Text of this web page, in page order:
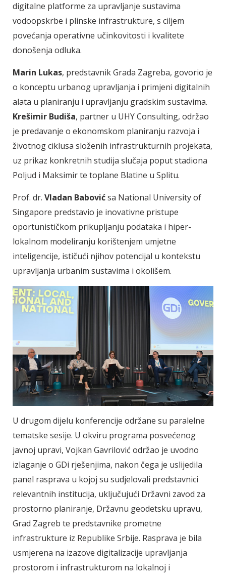
digitalne platforme za upravljanje sustavima
vodoopskrbe i plinske infrastrukture, s ciljem
povećanja operativne učinkovitosti i kvalitete
donošenja odluka.
Marin Lukas, predstavnik Grada Zagreba, govorio je
o konceptu urbanog upravljanja i primjeni digitalnih
alata u planiranju i upravljanju gradskim sustavima.
Krešimir Budiša, partner u UHY Consulting, održao
je predavanje o ekonomskom planiranju razvoja i
životnog ciklusa složenih infrastrukturnih projekata,
uz prikaz konkretnih studija slučaja poput stadiona
Poljud i Maksimir te toplane Blatine u Splitu.
Prof. dr. Vladan Babovićsa National University of
Singapore predstavio je inovativne pristupe
oportunističkom prikupljanju podataka i hiper-
lokalnom modeliranju korištenjem umjetne
inteligencije, ističući njihov potencijal u kontekstu
upravljanja urbanim sustavima i okolišem.
U drugom dijelu konferencije održane su paralelne
tematske sesije. U okviru programa posvećenog
javnoj upravi, Vojkan Gavrilović održao je uvodno
izlaganje o GDi rješenjima, nakon čega je uslijedila
panel rasprava u kojoj su sudjelovali predstavnici
relevantnih institucija, uključujući Državni zavod za
prostorno planiranje, Državnu geodetsku upravu,
Grad Zagreb te predstavnike prometne
infrastrukture iz Republike Srbije. Rasprava je bila
usmjerena na izazove digitalizacije upravljanja
prostorom i infrastrukturom na lokalnoj i